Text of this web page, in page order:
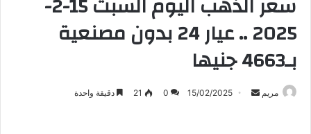
2025 .. عيار 24 بدون مصنعية
بـ4663 جنيها
مريم
أرسل 15/02/2025
0
21 دقيقة واحدة